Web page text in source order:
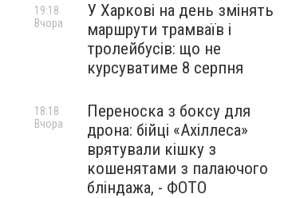
У Харкові на день змінять
маршрути трамваїв і
тролейбусів: що не
курсуватиме 8 серпня
19:18
Вчора
Переноска з боксу для
дрона: бійці «Ахіллеса»
врятували кішку з
кошенятами з палаючого
бліндажа, - ФОТО
18:18
Вчора